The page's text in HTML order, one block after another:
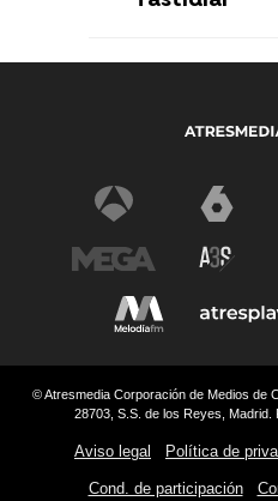
© Atresmedia Corporación de Medios de
28703, S.S. de los Reyes,
Aviso legal Política de
Cond. de participación